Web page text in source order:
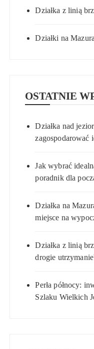
Działka z linią
Działki na
OSTATNIE
Działka nad
zagospodarować
Jak wybrać
poradnik dla
Działka na
miejsce na
Działka z linią
drogie
Perła północy:
Szlaku Wielkich